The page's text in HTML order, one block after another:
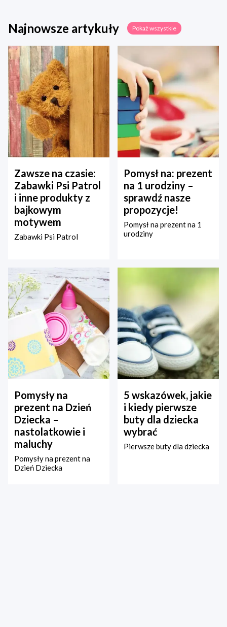
Najnowsze artykuły Pokaż wszystkie
Zawsze na czasie:
Zabawki Psi Patrol
i inne produkty z
bajkowym
motywem
Zabawki Psi Patrol
Pomysł na: prezent
na 1 urodziny –
sprawdź nasze
propozycje!
Pomysł na prezent na 1
urodziny
Pomysły na
prezent na Dzień
Dziecka –
nastolatkowie i
maluchy
Pomysły na prezent na
Dzień Dziecka
5 wskazówek, jakie
i kiedy pierwsze
buty dla dziecka
wybrać
Pierwsze buty dla dziecka